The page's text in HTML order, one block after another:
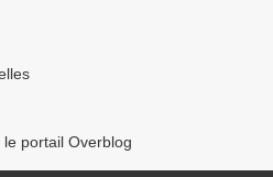
le portail Overblog